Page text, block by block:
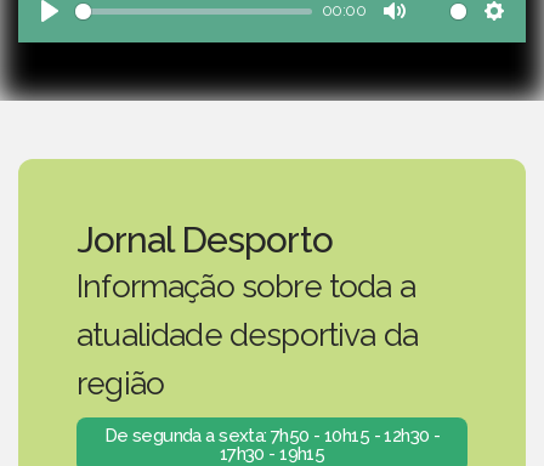
Play
00:00
Mute
Jornal Desporto
Informação sobre toda a
atualidade desportiva da
região
De segunda a sexta: 7h50 - 10h15 - 12h30 -
17h30 - 19h15